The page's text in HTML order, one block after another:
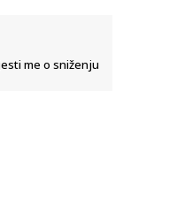
me o sniženju